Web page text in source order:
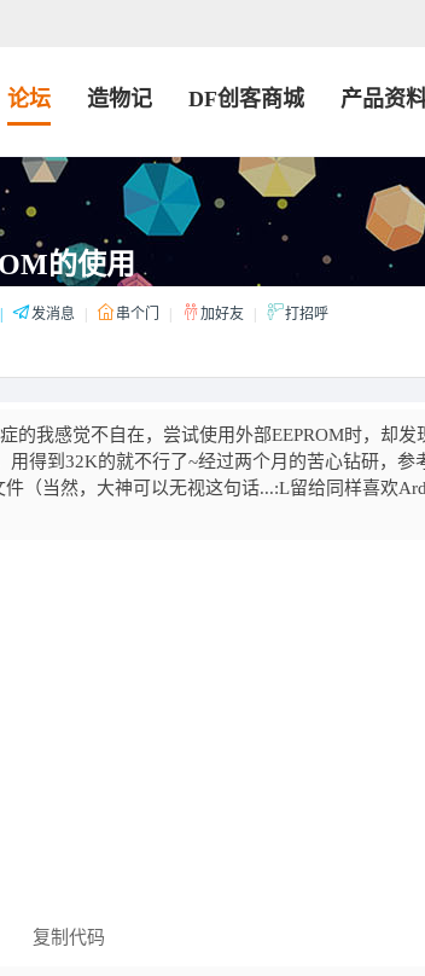
论坛 造物记 DF创客商城 产品资
的使用
发消息 串个门 加好友 打招呼
的我感觉不自在，尝试使用外部EEPROM时，却发
得到32K的就不行了~经过两个月的苦心钻研，参
（当然，大神可以无视这句话...:L留给同样喜欢
复制代码